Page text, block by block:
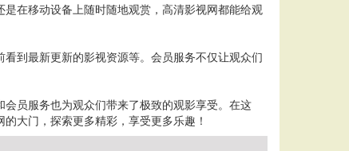
在移动设备上随时随地观赏，高清影视网都能给观
到最新更新的影视资源等。会员服务不仅让观众们
员服务也为观众们带来了极致的观影享受。在这
大门，探索更多精彩，享受更多乐趣！